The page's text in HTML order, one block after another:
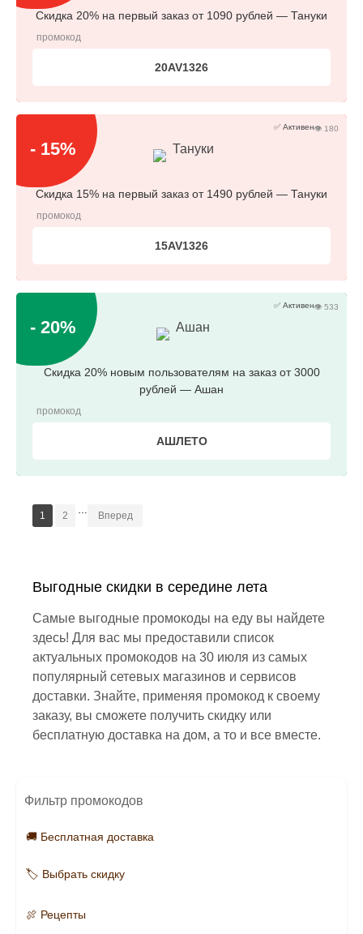
Скидка 20% на первый заказ от 1090 рублей — Тануки
промокод
20AV1326
- 15% Тануки
Скидка 15% на первый заказ от 1490 рублей — Тануки
✅ Активен👁 180
промокод
15AV1326
- 20% Ашан
Скидка 20% новым пользователям на заказ от 3000
рублей — Ашан
✅ Активен👁 533
промокод
АШЛЕТО
1 2 … Вперед
Выгодные скидки в середине лета
Самые выгодные промокоды на еду вы найдете
здесь! Для вас мы предоставили список
актуальных промокодов на 30 июля из самых
популярный сетевых магазинов и сервисов
доставки. Знайте, применяя промокод к своему
заказу, вы сможете получить скидку или
бесплатную доставка на дом, а то и все вместе.
Фильтр промокодов
🚚 Бесплатная доставка
🏷️ Выбрать скидку
🍖 Рецепты